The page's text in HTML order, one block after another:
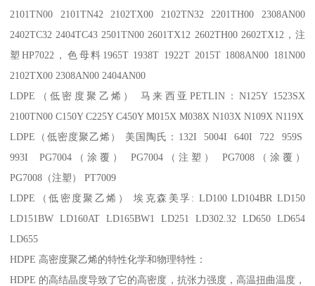
2101TN00 2101TN42 2102TX00 2102TN32 2201TH00 2308AN00
2402TC32 2404TC43 2501TN00 2601TX12 2602TH00 2602TX12 ，注
塑 HP7022 ，色母料 1965T 1938T 1922T 2015T 1808AN00 181N00
2102TX00 2308AN00 2404AN00
LDPE （低密度聚乙烯） 马来西亚 PETLIN：N125Y 1523SX
2100TN00 C150Y C225Y C450Y M015X M038X N103X N109X N119X
LDPE （低密度聚乙烯） 美国陶氏： 132I 5004I 640I 722 959S
993I PG7004 （涂覆）PG7004 （注塑） PG7008（涂覆）
PG7008 （注塑）
PT7009
LDPE （低密度聚乙烯） 埃克森美孚 : LD100 LD104BR LD150
LD151BW LD160AT LD165BW1 LD251 LD302.32 LD650 LD654
LD655
HDPE高密度聚乙烯的特性化学和物理特性：
HDPE 的高结晶度导致了它的高密度，抗张力强度，高温扭曲温度，